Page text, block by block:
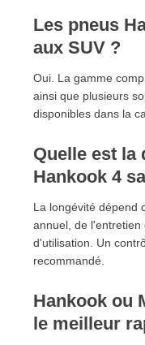
Les pneus
aux SUV ?
Oui. La gamme
ainsi que plusieurs
disponibles dans la
Quelle est la
Hankook 4
La longévité dépend
annuel, de l'entretien
d'utilisation. Un
recommandé.
Hankook ou
le meilleur